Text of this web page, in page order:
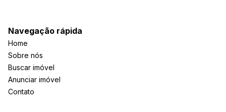
Navegação rápida
Home
Sobre nós
Buscar imóvel
Anunciar imóvel
Contato